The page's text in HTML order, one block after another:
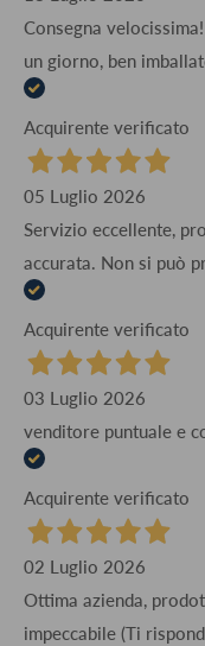
Consegna
un giorno, ben
Acquirente verificato
05 Luglio 2026
Servizio eccellente,
accurata. Non si può
Acquirente verificato
03 Luglio 2026
venditore puntuale e
Acquirente verificato
02 Luglio 2026
Ottima azienda,
impeccabile (Ti